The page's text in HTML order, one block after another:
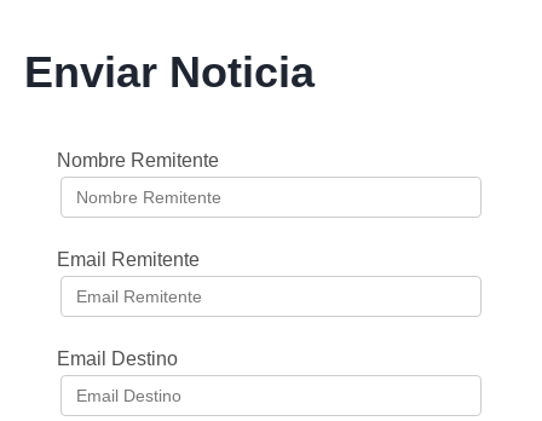
Enviar Noticia
Nombre Remitente
Email Remitente
Email Destino